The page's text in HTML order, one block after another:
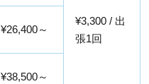
¥3,300 / 出
張1回
¥26,400～
¥38,500～